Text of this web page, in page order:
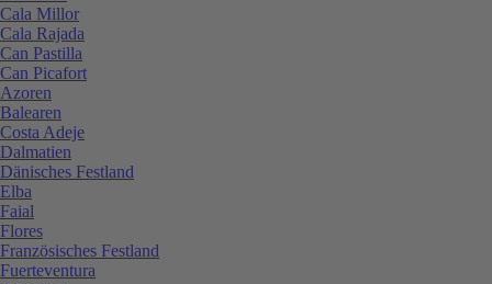
Cala Millor
Cala Rajada
Can Pastilla
Can Picafort
Azoren
Balearen
Costa Adeje
Dalmatien
Dänisches Festland
Elba
Faial
Flores
Französisches Festland
Fuerteventura